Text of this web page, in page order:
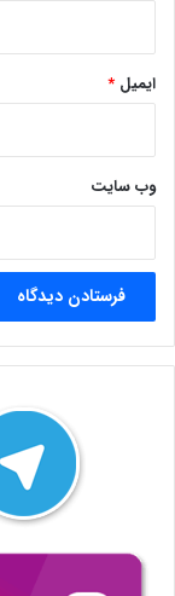
ایمیل *
وب‌ سایت